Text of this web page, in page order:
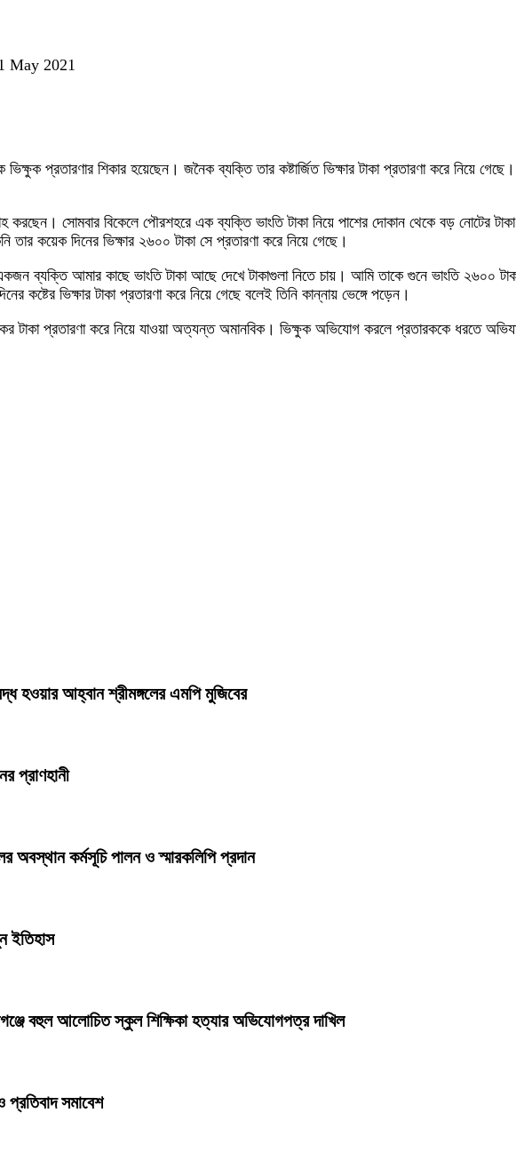
May 2021
প্রতারণার শিকার হয়েছেন। জনৈক ব্যক্তি তার কষ্টার্জিত ভিক্ষার টাকা প্রতারণা করে নিয়ে
করছেন। সোমবার বিকেলে পৌরশহরে এক ব্যক্তি ভাংতি টাকা নিয়ে পাশের দোকান থেকে বড় নোটের
কয়েক দিনের ভিক্ষার ২৬০০ টাকা সে প্রতারণা করে নিয়ে গেছে।
ব্যক্তি আমার কাছে ভাংতি টাকা আছে দেখে টাকাগুলা নিতে চায়। আমি তাকে গুনে ভাংতি ২৬০০
কষ্টের ভিক্ষার টাকা প্রতারণা করে নিয়ে গেছে বলেই তিনি কান্নায় ভেঙ্গে পড়েন।
টাকা প্রতারণা করে নিয়ে যাওয়া অত্যন্ত অমানবিক। ভিক্ষুক অভিযোগ করলে প্রতারককে ধরতে
হওয়ার আহ্বান শ্রীমঙ্গলের এমপি মুজিবের
প্রাণহানী
অবস্থান কর্মসূচি পালন ও স্মারকলিপি প্রদান
ইতিহাস
বহুল আলোচিত স্কুল শিক্ষিকা হত্যার অভিযোগপত্র দাখিল
প্রতিবাদ সমাবেশ